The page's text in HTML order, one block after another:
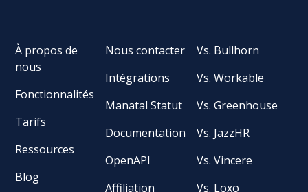
À propos de
nous
Fonctionnalités
Tarifs
Ressources
Blog
Nous contacter
Intégrations
Manatal Statut
Documentation
OpenAPI
Affiliation
Vs. Bullhorn
Vs. Workable
Vs. Greenhouse
Vs. JazzHR
Vs. Vincere
Vs. Loxo